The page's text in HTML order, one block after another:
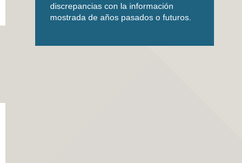
discrepancias con la información
mostrada de años pasados o futuros.